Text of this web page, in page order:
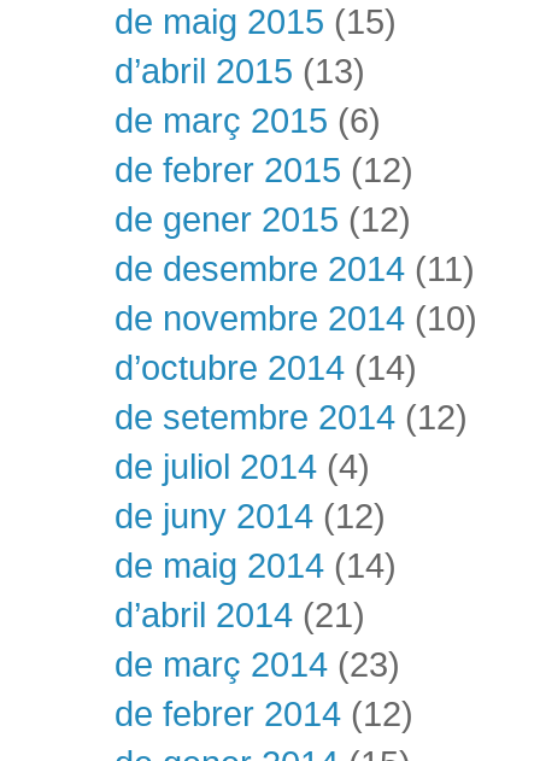
de maig 2015 (15)
d’abril 2015 (13)
de març 2015 (6)
de febrer 2015 (12)
de gener 2015 (12)
de desembre 2014 (11)
de novembre 2014 (10)
d’octubre 2014 (14)
de setembre 2014 (12)
de juliol 2014 (4)
de juny 2014 (12)
de maig 2014 (14)
d’abril 2014 (21)
de març 2014 (23)
de febrer 2014 (12)